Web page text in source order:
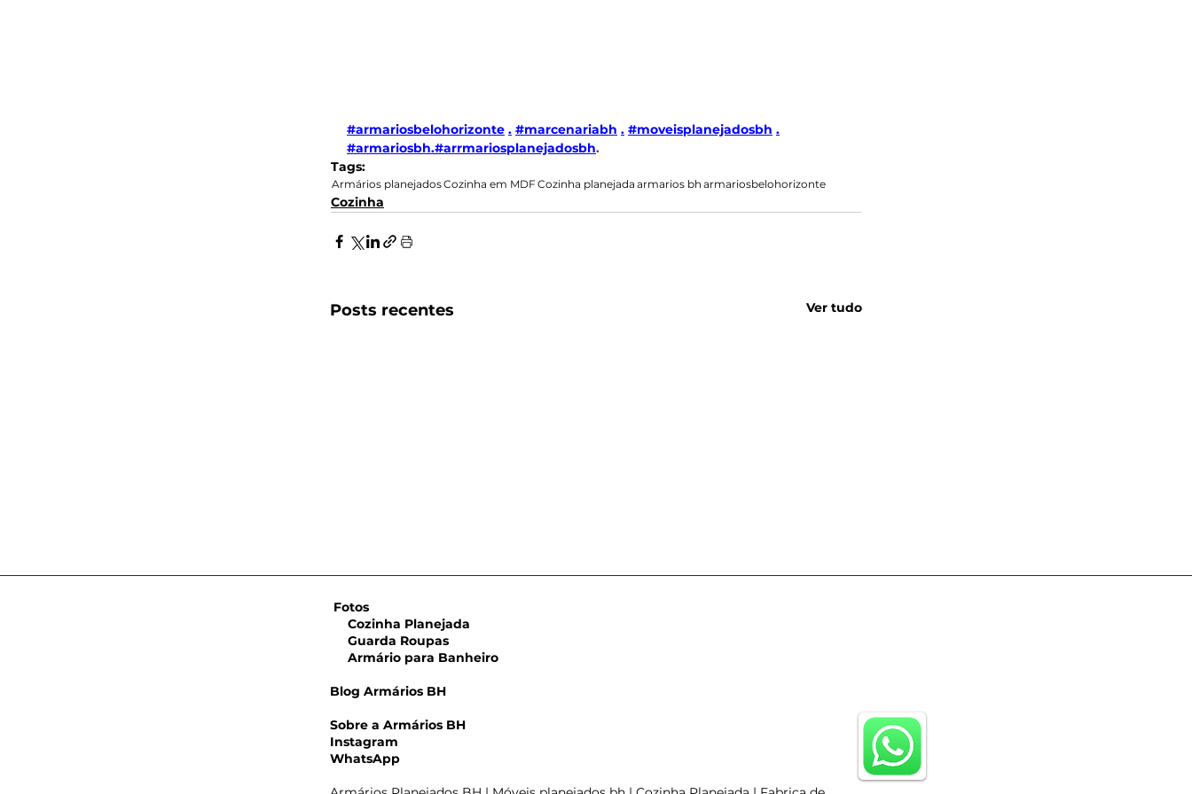
#armariosbelohorizonte . #marcenariabh . #moveisplanejadosbh .
#armariosbh.#arrmariosplanejadosbh.
Tags:
Armários planejadosCozinha em MDF Cozinha planejada armarios bh armariosbelohorizonte
Cozinha
Posts recentes Ver tudo
Guarda-roupa com 3
portas Cor: Gianduia.
Bairro Luxemburgo, BH
Fotos
Cozinha Planejada
Guarda Roupas
Armário para Banheiro
Blog Armários BH
Sobre a Armários BH
Instagram
WhatsApp